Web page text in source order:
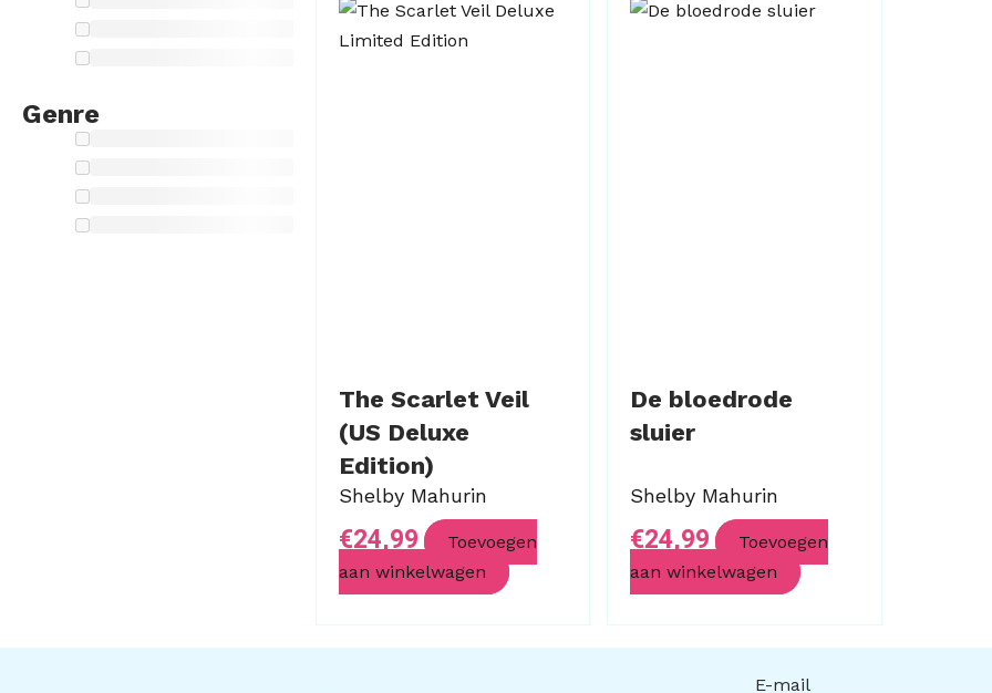
Genre
The Scarlet Veil
(US Deluxe
Edition)
Shelby Mahurin
€24,99
Toevoegen
aan winkelwagen
De bloedrode
sluier
Shelby Mahurin
€24,99
Toevoegen
aan winkelwagen
E-mail